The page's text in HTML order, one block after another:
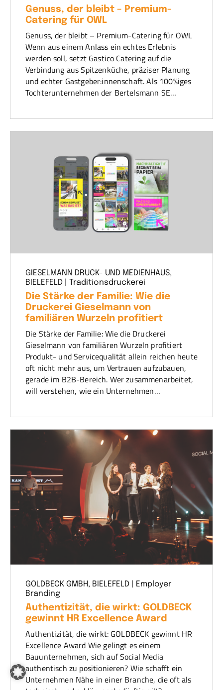
Genuss, der bleibt – Premium-
Catering für OWL
Genuss, der bleibt – Premium-Catering für OWL
Wenn aus einem Anlass ein echtes Erlebnis
werden soll, setzt Gastico Catering auf die
Verbindung aus Spitzenküche, präziser Planung
und echter Gastgeber:innenschaft. Als 100%iges
Tochterunternehmen der Bertelsmann SE…
GIESELMANN DRUCK- UND MEDIENHAUS,
BIELEFELD | Traditionsdruckerei
Die Stärke der Familie: Wie die
Druckerei Gieselmann von
familiären Wurzeln profitiert
Die Stärke der Familie: Wie die Druckerei
Gieselmann von familiären Wurzeln profitiert
Produkt- und Servicequalität allein reichen heute
oft nicht mehr aus, um Vertrauen aufzubauen,
gerade im B2B-Bereich. Wer zusammenarbeitet,
will verstehen, wie ein Unternehmen…
GOLDBECK GMBH, BIELEFELD | Employer
Branding
Authentizität, die wirkt: GOLDBECK
gewinnt HR Excellence Award
Authentizität, die wirkt: GOLDBECK gewinnt HR
Excellence Award Wie gelingt es einem
Bauunternehmen, sich auf Social Media
authentisch zu positionieren? Wie schafft ein
Unternehmen Nähe in einer Branche, die oft als